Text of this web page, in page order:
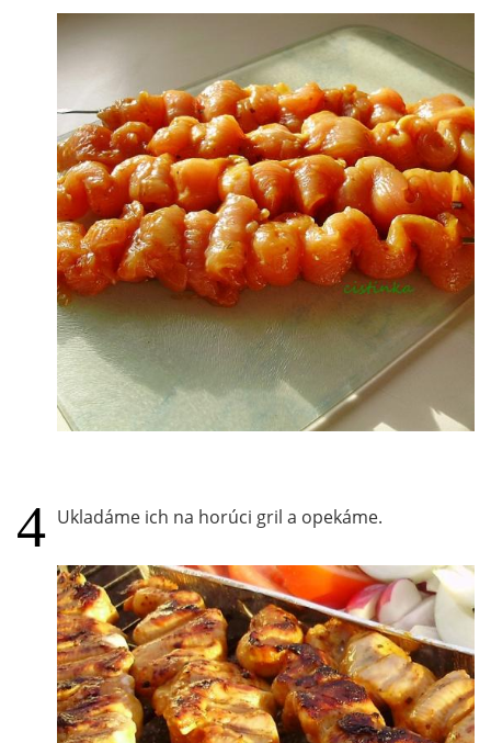
Ukladáme ich na horúci gril a opekáme.